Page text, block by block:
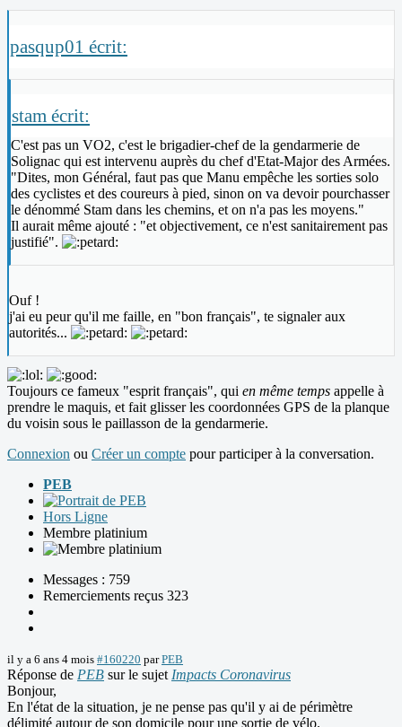
pasqup01 écrit:
stam écrit:
C'est pas un VO2, c'est le brigadier-chef de la gendarmerie de
Solignac qui est intervenu auprès du chef d'Etat-Major des Armées.
"Dites, mon Général, faut pas que Manu empêche les sorties solo
des cyclistes et des coureurs à pied, sinon on va devoir pourchasser
le dénommé Stam dans les chemins, et on n'a pas les moyens."
Il aurait même ajouté : "et objectivement, ce n'est sanitairement pas
justifié".
Ouf !
j'ai eu peur qu'il me faille, en "bon français", te signaler aux
autorités...
Toujours ce fameux "esprit français", qui en même temps appelle à
prendre le maquis, et fait glisser les coordonnées GPS de la planque
du voisin sous le paillasson de la gendarmerie.
Connexion ou Créer un compte pour participer à la conversation.
PEB
Hors Ligne
Membre platinium
Messages : 759
Remerciements reçus 323
il y a 6 ans 4 mois #160220 parPEB
Réponse de PEB sur le sujet Impacts Coronavirus
Bonjour,
En l'état de la situation, je ne pense pas qu'il y ai de périmètre
délimité autour de son domicile pour une sortie de vélo.